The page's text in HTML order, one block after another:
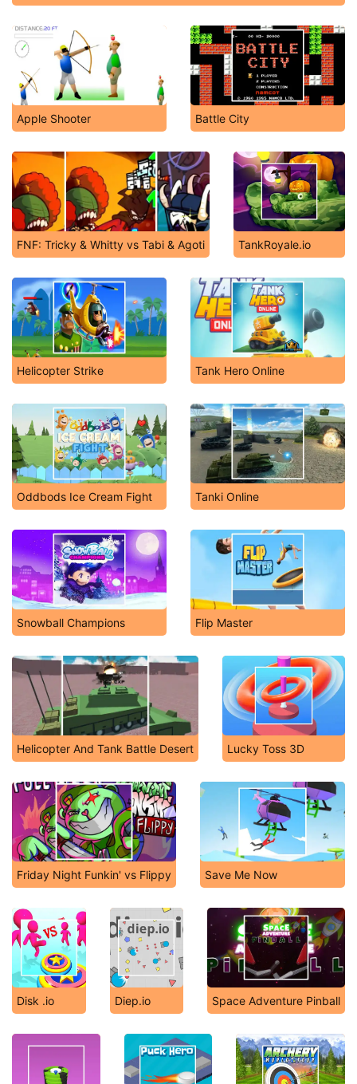
Apple Shooter Battle City
FNF: Tricky & Whitty vs Tabi & Agoti TankRoyale.io
Helicopter Strike Tank Hero Online
Oddbods Ice Cream Fight Tanki Online
Snowball Champions Flip Master
Helicopter And Tank Battle Desert Lucky Toss 3D
Friday Night Funkin' vs Flippy Save Me Now
Disk .io Diep.io Space Adventure Pinball